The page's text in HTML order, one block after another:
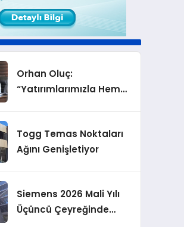
Orhan Oluç:
“Yatırımlarımızla Hem
Geliştirmeyi
Hedefliyoruz”
Togg Temas Noktaları
Ağını Genişletiyor
Siemens 2026 Mali Yılı
Üçüncü Çeyreğinde